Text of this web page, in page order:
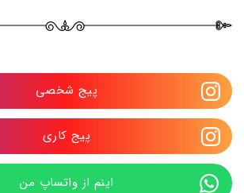
پیج شخصی
پیج کاری
اینم از واتساپ من